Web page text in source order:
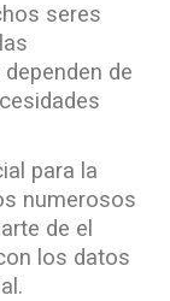
seres
de
para la
numerosos
de el
los datos